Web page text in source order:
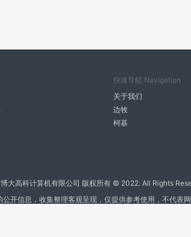
快速导航 Navigation
关于我们
边牧
柯基
大高科计算机有限公司 版权所有 © 2022. All Rights
开信息，收集整理客观呈现，仅提供参考使用，不代表